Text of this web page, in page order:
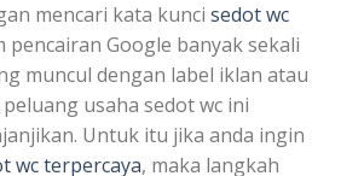
mencari kata kunci sedot wc
pencairan Google banyak sekali
muncul dengan label iklan atau
usaha sedot wc ini
Untuk itu jika anda ingin
wc terpercaya, maka langkah